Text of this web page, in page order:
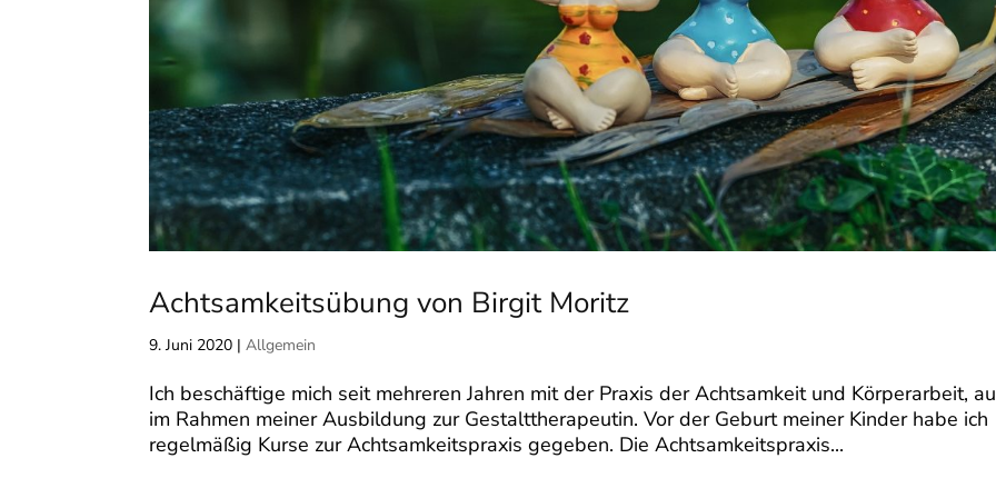
Achtsamkeitsübung von Birgit Moritz
9. Juni 2020 |Allgemein
Ich beschäftige mich seit mehreren Jahren mit der Praxis der Achtsamkeit und Körperarbeit,
im Rahmen meiner Ausbildung zur Gestalttherapeutin. Vor der Geburt meiner Kinder habe ich
regelmäßig Kurse zur Achtsamkeitspraxis gegeben. Die Achtsamkeitspraxis...